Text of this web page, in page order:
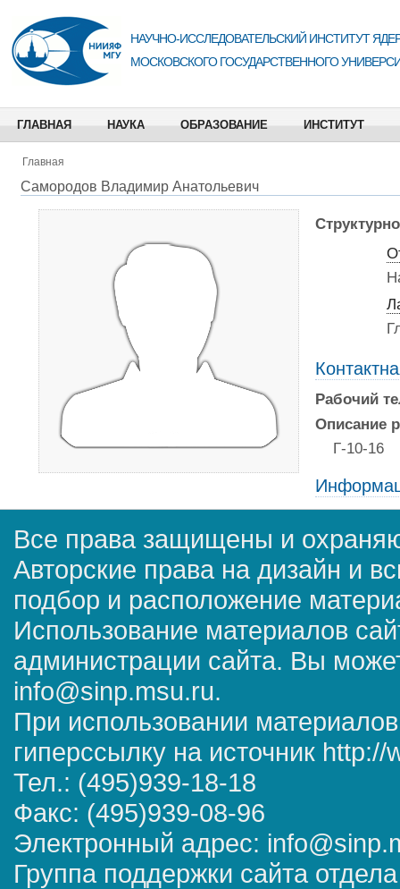
НАУЧНО-ИССЛЕДОВАТЕЛЬСКИЙ ИНСТИТУТ
МОСКОВСКОГО ГОСУДАРСТВЕННОГО
ГЛАВНАЯ НАУКА ОБРАЗОВАНИЕ ИНСТИТУТ
Главная
Самородов Владимир Анатольевич
Рабочий
Описание
Г-10-16
Все права защищены и
Авторские права на дизайн и
подбор и расположение
Использование материалов
администрации сайта. Вы
info@sinp.msu.ru.
При использовании
гиперссылку на источник
Тел.: (495)939-18-18
Факс: (495)939-08-96
Электронный адрес:
Группа поддержки сайта